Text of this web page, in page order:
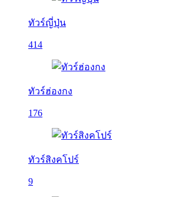
ทัวร์ญี่ปุ่น
414
ทัวร์ฮ่องกง
176
ทัวร์สิงคโปร์
9